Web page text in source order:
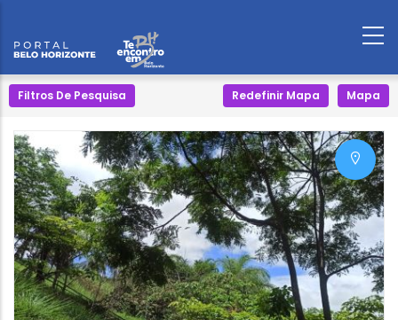
Filtros De Pesquisa Redefinir Mapa Mapa